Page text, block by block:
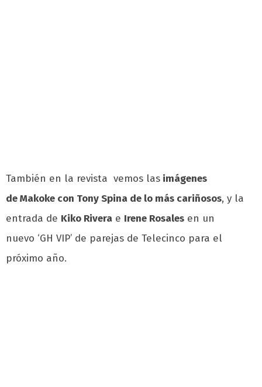
También en la revista vemos las imágenes
de Makoke con Tony Spina de lo más cariñosos, y la
entrada de Kiko Rivera e Irene Rosales en un
nuevo ‘GH VIP’ de parejas de Telecinco para el
próximo año.